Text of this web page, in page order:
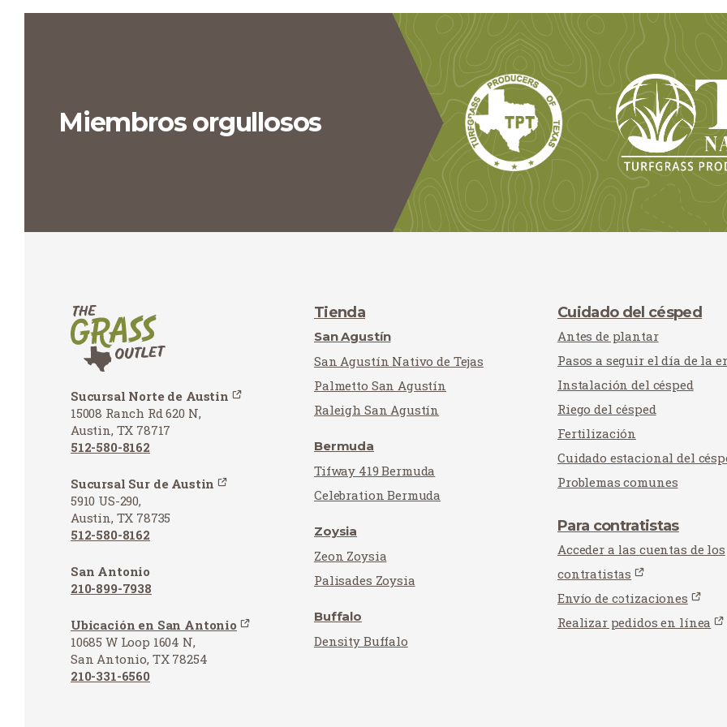
Miembros orgullosos
Sucursal Norte de Austin
15008 Ranch Rd 620 N,
Austin, TX 78717
512-580-8162
Sucursal Sur de Austin
5910 US-290,
Austin, TX 78735
512-580-8162
San Antonio
210-899-7938
Ubicación en San Antonio
10685 W Loop 1604 N,
San Antonio, TX 78254
210-331-6560
Tienda
San Agustín
San Agustín Nativo de Tejas
Palmetto San Agustín
Raleigh San Agustín
Bermuda
Tifway 419 Bermuda
Celebration Bermuda
Zoysia
Zeon Zoysia
Palisades Zoysia
Buffalo
Density Buffalo
Cuidado del césped
Antes de plantar
Pasos a seguir el día de la
Instalación del césped
Riego del césped
Fertilización
Cuidado estacional del
Problemas comunes
Para contratistas
Acceder a las cuentas de los
contratistas
Envío de cotizaciones
Realizar pedidos en línea